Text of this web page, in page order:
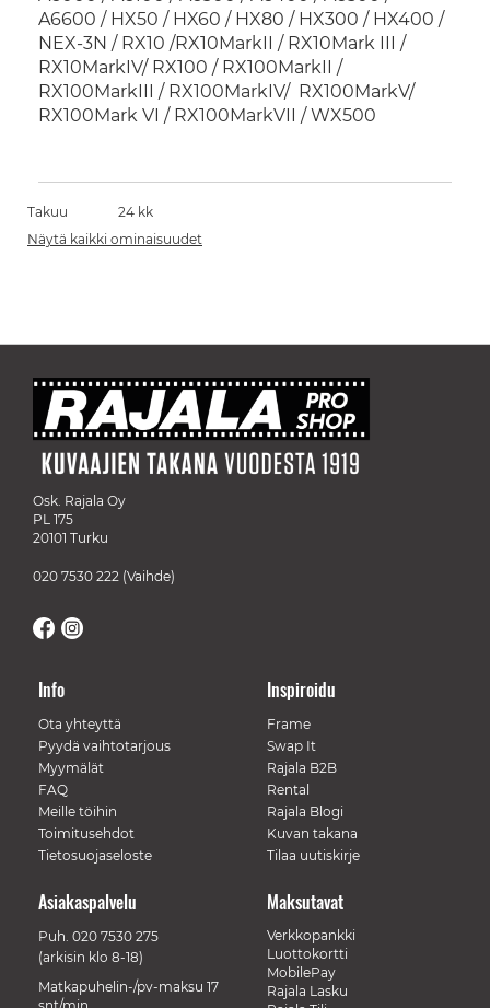
A6600 / HX50 / HX60 / HX80 / HX300 / HX400 /
NEX-3N / RX10 /RX10MarkII / RX10Mark III /
RX10MarkIV/ RX100 / RX100MarkII /
RX100MarkIII / RX100MarkIV/ RX100MarkV/
RX100Mark VI / RX100MarkVII / WX500
Takuu
24 kk
Näytä kaikki ominaisuudet
Osk. Rajala Oy
PL 175
20101 Turku
020 7530 222 (Vaihde)
Info
Ota yhteyttä
Pyydä vaihtotarjous
Myymälät
FAQ
Meille töihin
Toimitusehdot
Tietosuojaseloste
Inspiroidu
Frame
Swap It
Rajala B2B
Rental
Rajala Blogi
Kuvan takana
Tilaa uutiskirje
Maksutavat
Verkkopankki
Luottokortti
MobilePay
Rajala Lasku
Asiakaspalvelu
Puh. 020 7530 275
(arkisin klo 8-18)
Matkapuhelin-/pv-maksu 17